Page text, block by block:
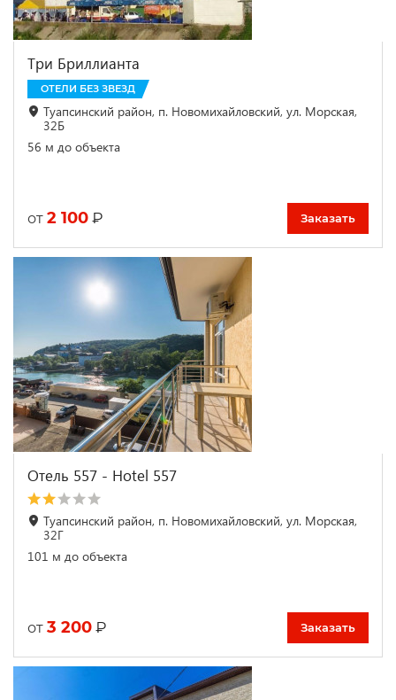
Три Бриллианта
ОТЕЛИ БЕЗ ЗВЕЗД
Туапсинский район, п. Новомихайловский, ул. Морская,
32Б
56 м до объекта
от 2 100 ₽ Заказать
Отель 557 - Hotel 557
Туапсинский район, п. Новомихайловский, ул. Морская,
32Г
101 м до объекта
от 3 200 ₽ Заказать